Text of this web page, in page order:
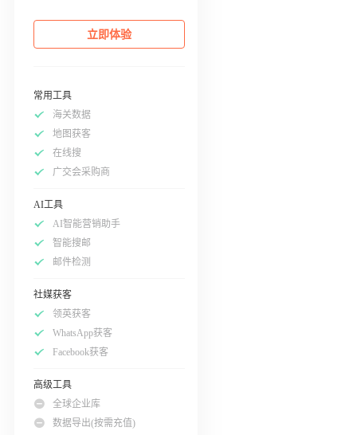
立即体验
常用工具
海关数据
地图获客
在线搜
广交会采购商
AI工具
AI智能营销助手
智能搜邮
邮件检测
社媒获客
领英获客
WhatsApp获客
Facebook获客
高级工具
全球企业库
数据导出(按需充值)